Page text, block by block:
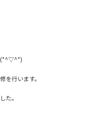
(*^▽^*)
を行います。
た。